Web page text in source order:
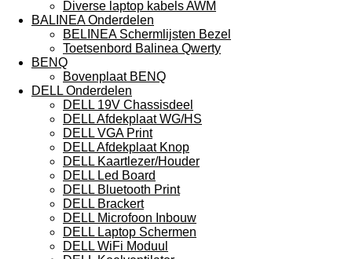
Diverse laptop kabels AWM
BALINEA Onderdelen
BELINEA Schermlijsten Bezel
Toetsenbord Balinea Qwerty
BENQ
Bovenplaat BENQ
DELL Onderdelen
DELL 19V Chassisdeel
DELL Afdekplaat WG/HS
DELL VGA Print
DELL Afdekplaat Knop
DELL Kaartlezer/Houder
DELL Led Board
DELL Bluetooth Print
DELL Brackert
DELL Microfoon Inbouw
DELL Laptop Schermen
DELL WiFi Moduul